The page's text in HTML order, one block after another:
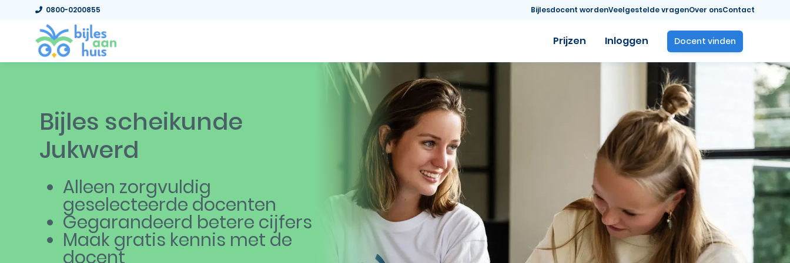
0800-0200855 Bijlesdocent wordenVeelgestelde vragenOver onsContact
Prijzen Inloggen Docent vinden
Bijles scheikunde
Jukwerd
Alleen zorgvuldig
geselecteerde docenten
Gegarandeerd betere cijfers
Maak gratis kennis met de
docent